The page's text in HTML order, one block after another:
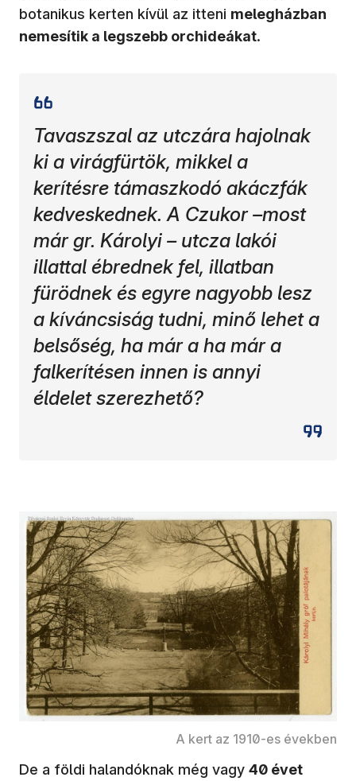
botanikus kerten kívül az itteni melegházban
nemesítik a legszebb orchideákat.
Tavaszszal az utczára hajolnak
ki a virágfürtök, mikkel a
kerítésre támaszkodó akáczfák
kedveskednek. A Czukor –most
már gr. Károlyi – utcza lakói
illattal ébrednek fel, illatban
fürödnek és egyre nagyobb lesz
a kíváncsiság tudni, minő lehet a
belsőség, ha már a ha már a
falkerítésen innen is annyi
éldelet szerezhető?
A kert az 1910-es években
De a földi halandóknak még vagy 40 évet